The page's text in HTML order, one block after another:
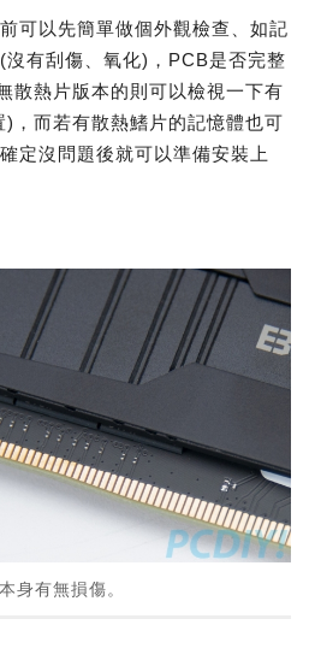
可以先簡單做個外觀檢查、如記
有刮傷、氧化)，PCB是否完整
散熱片版本的則可以檢視一下有
，而若有散熱鰭片的記憶體也可
定沒問題後就可以準備安裝上
身有無損傷。